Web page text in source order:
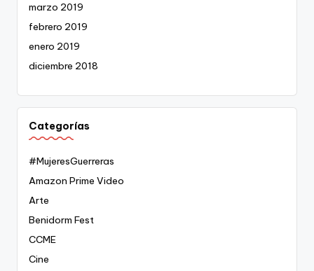
marzo 2019
febrero 2019
enero 2019
diciembre 2018
Categorías
#MujeresGuerreras
Amazon Prime Video
Arte
Benidorm Fest
CCME
Cine